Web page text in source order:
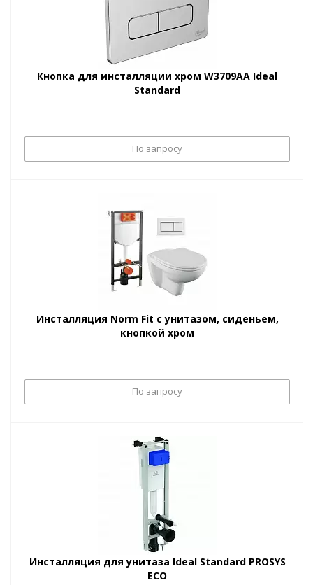
Кнопка для инсталляции хром W3709AA Ideal
Standard
По запросу
Инсталляция Norm Fit с унитазом, сиденьем,
кнопкой хром
По запросу
Инсталляция для унитаза Ideal Standard PROSYS
ECO